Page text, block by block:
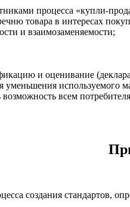
процесса «купли-
товара в интересах
и взаимозаменяемости;
и оценивание
уменьшения используемого
всем
создания стандартов,